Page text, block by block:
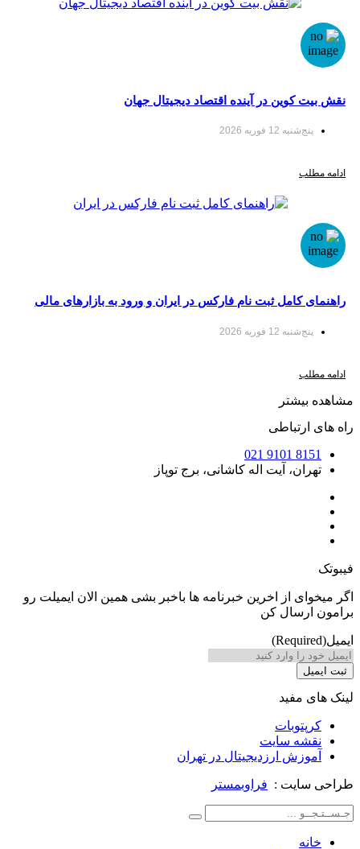
کوین در آینده اقتصاد دیجیتال جهان
کامل ثبت نام فارکس در ایران و ورود به بازارهای مالی
آیت اله کاشانی، برج توپاز
از اخرین خبرنامه ها باخبر بشی همین الان ایمیلت رو
کن
مفید
سایت
ارزدیجیتال در تهران
: فراوبمستر